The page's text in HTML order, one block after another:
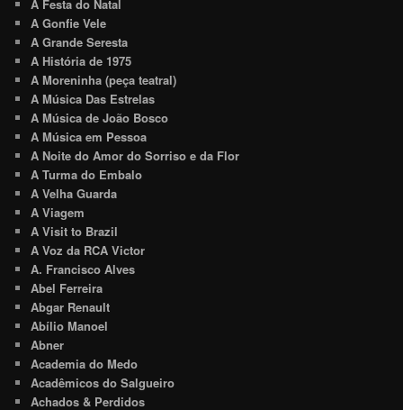
A Festa do Natal
A Gonfie Vele
A Grande Seresta
A História de 1975
A Moreninha (peça teatral)
A Música Das Estrelas
A Música de João Bosco
A Música em Pessoa
A Noite do Amor do Sorriso e da Flor
A Turma do Embalo
A Velha Guarda
A Viagem
A Visit to Brazil
A Voz da RCA Victor
A. Francisco Alves
Abel Ferreira
Abgar Renault
Abílio Manoel
Abner
Academia do Medo
Acadêmicos do Salgueiro
Achados & Perdidos